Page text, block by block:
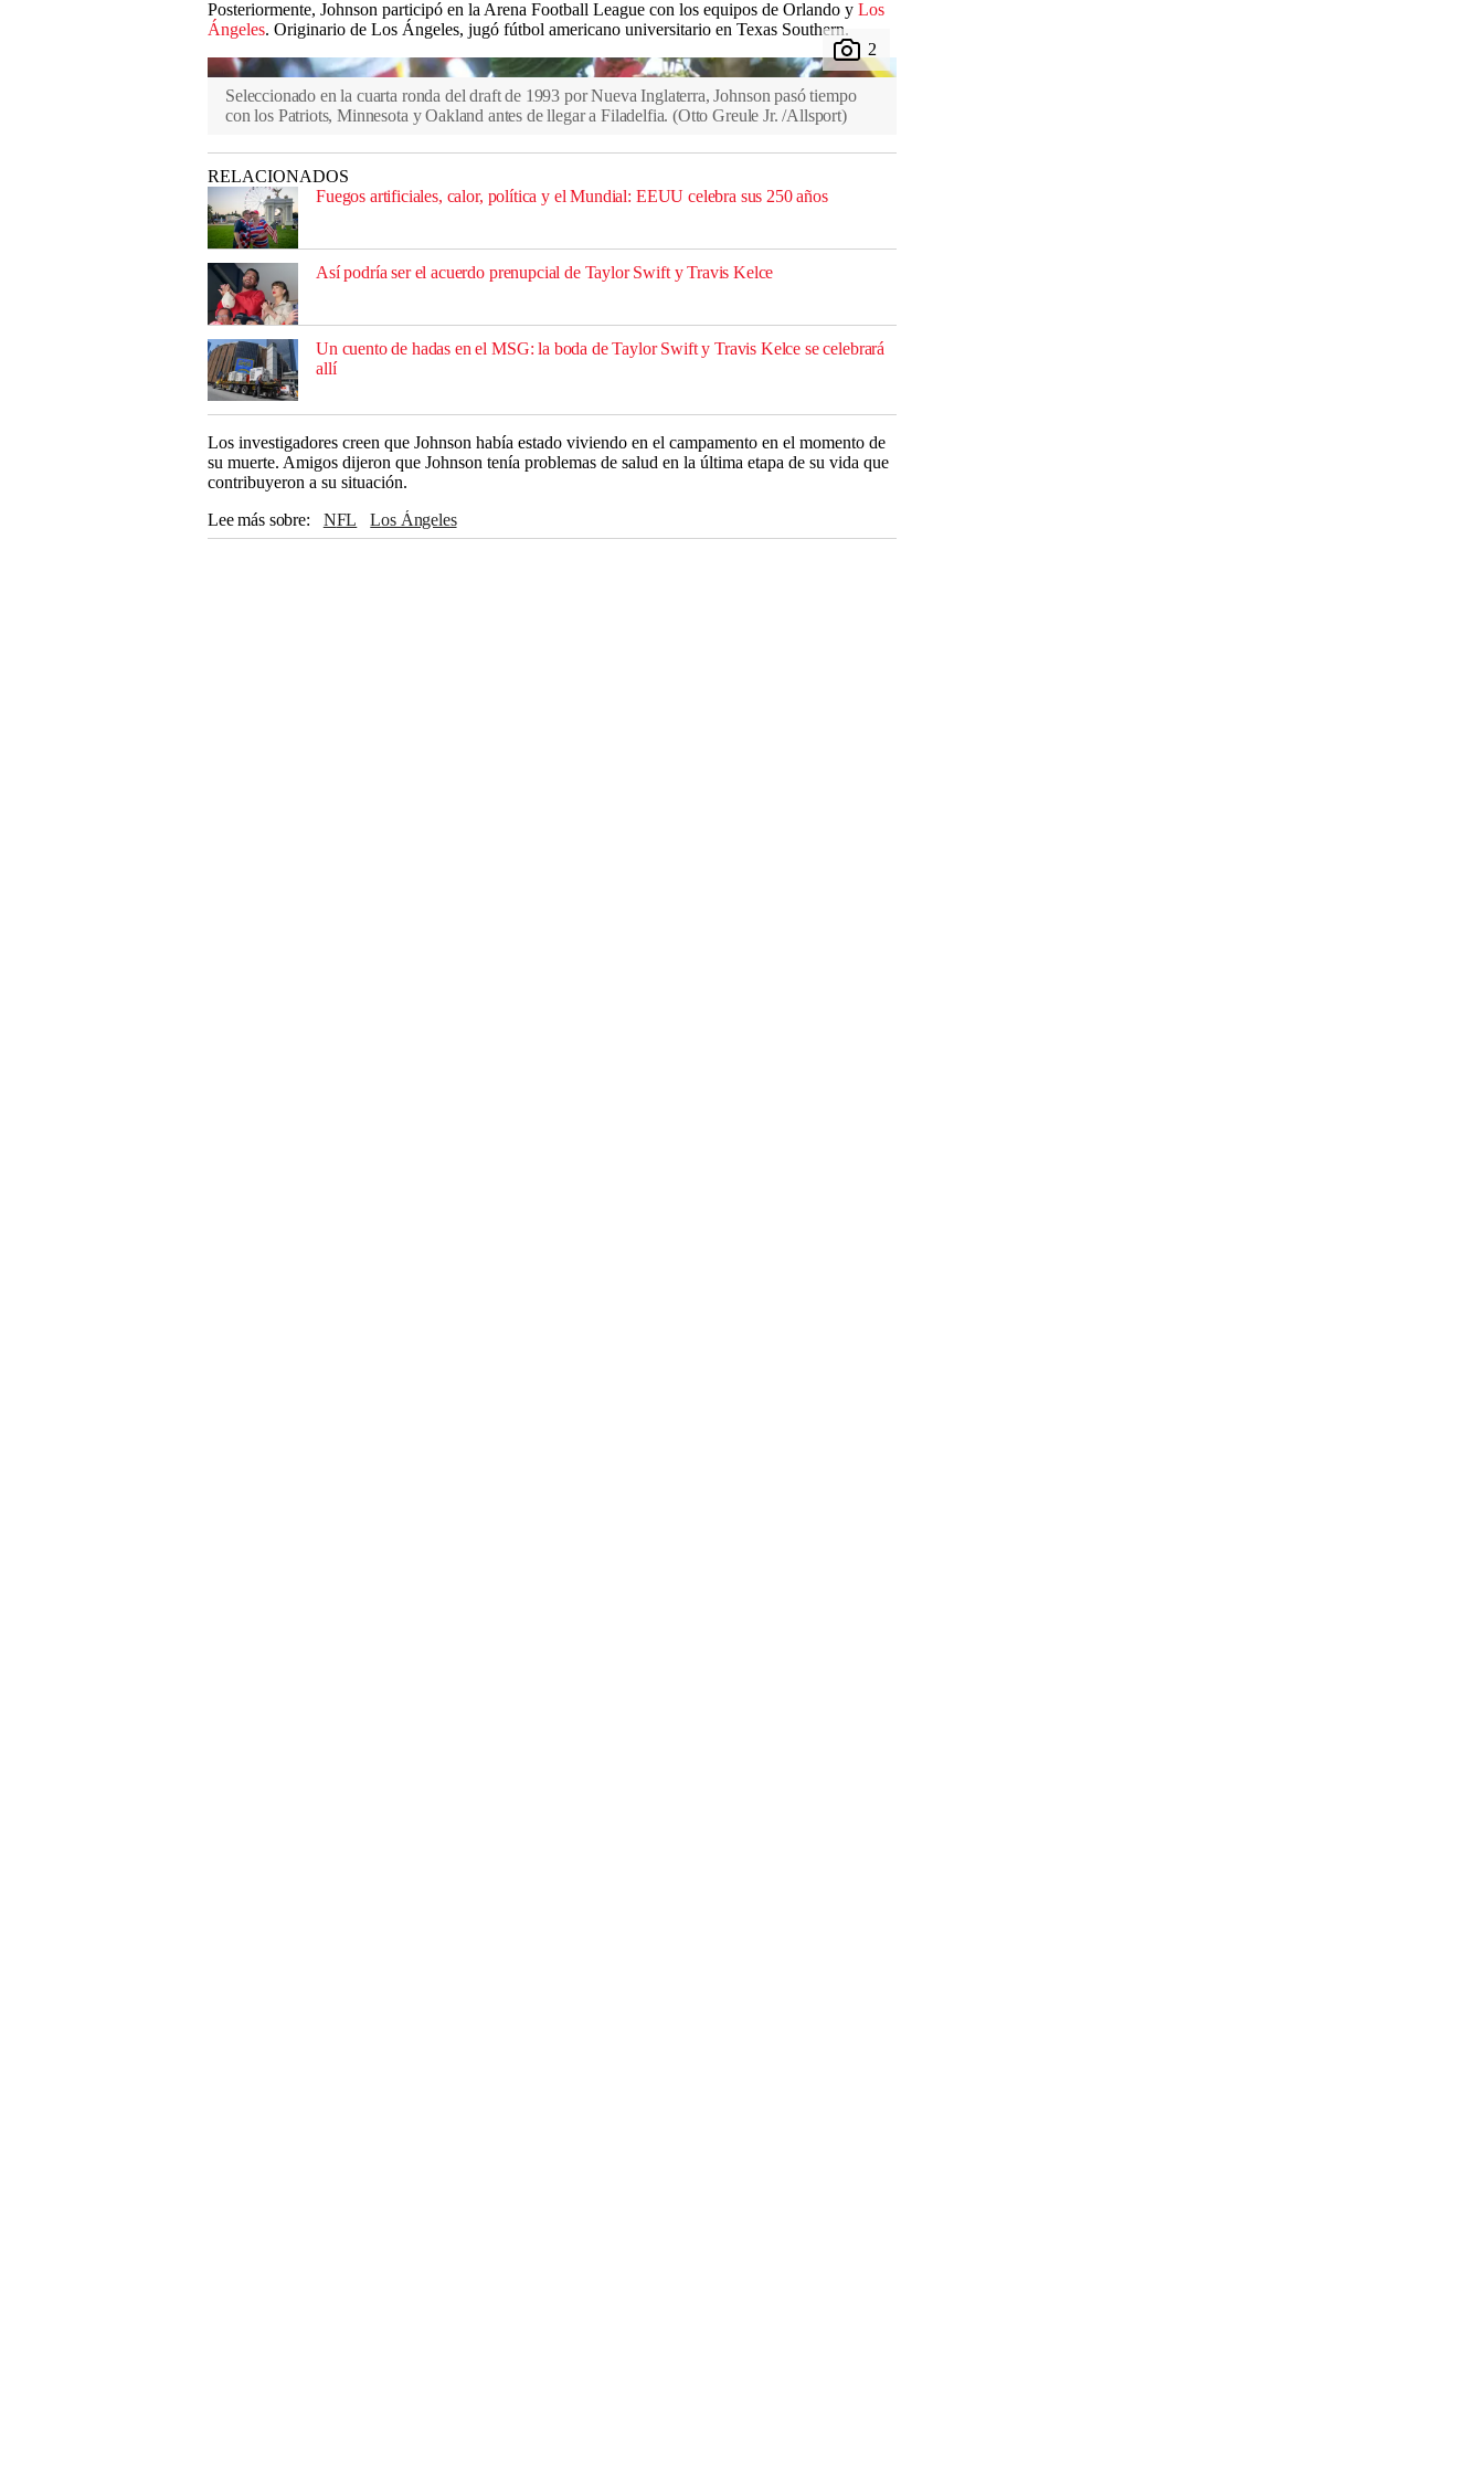
Posteriormente, Johnson participó en la Arena Football League con los equipos de Orlando y Los
Ángeles. Originario de Los Ángeles, jugó fútbol americano universitario en Texas Southern.
Seleccionado en la cuarta ronda del draft de 1993 por Nueva Inglaterra, Johnson pasó tiempo
con los Patriots, Minnesota y Oakland antes de llegar a Filadelfia. (Otto Greule Jr. /Allsport)
RELACIONADOS
Fuegos artificiales, calor, política y el Mundial: EEUU celebra sus 250 años
Así podría ser el acuerdo prenupcial de Taylor Swift y Travis Kelce
Un cuento de hadas en el MSG: la boda de Taylor Swift y Travis Kelce se celebrará
allí
Los investigadores creen que Johnson había estado viviendo en el campamento en el momento de
su muerte. Amigos dijeron que Johnson tenía problemas de salud en la última etapa de su vida que
contribuyeron a su situación.
Lee más sobre
NFL Los Ángeles